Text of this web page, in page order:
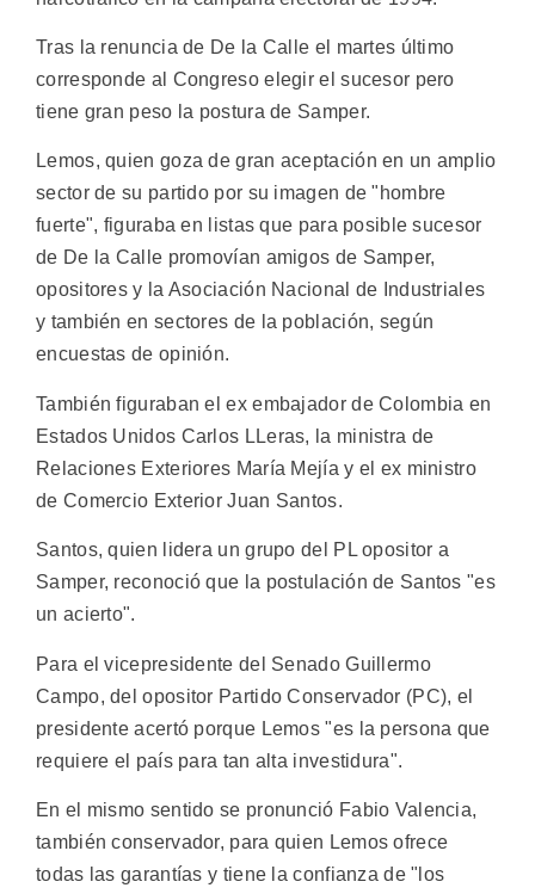
Tras la renuncia de De la Calle el martes último
corresponde al Congreso elegir el sucesor pero
tiene gran peso la postura de Samper.
Lemos, quien goza de gran aceptación en un amplio
sector de su partido por su imagen de "hombre
fuerte", figuraba en listas que para posible sucesor
de De la Calle promovían amigos de Samper,
opositores y la Asociación Nacional de Industriales
y también en sectores de la población, según
encuestas de opinión.
También figuraban el ex embajador de Colombia en
Estados Unidos Carlos LLeras, la ministra de
Relaciones Exteriores María Mejía y el ex ministro
de Comercio Exterior Juan Santos.
Santos, quien lidera un grupo del PL opositor a
Samper, reconoció que la postulación de Santos "es
un acierto".
Para el vicepresidente del Senado Guillermo
Campo, del opositor Partido Conservador (PC), el
presidente acertó porque Lemos "es la persona que
requiere el país para tan alta investidura".
En el mismo sentido se pronunció Fabio Valencia,
también conservador, para quien Lemos ofrece
todas las garantías y tiene la confianza de "los